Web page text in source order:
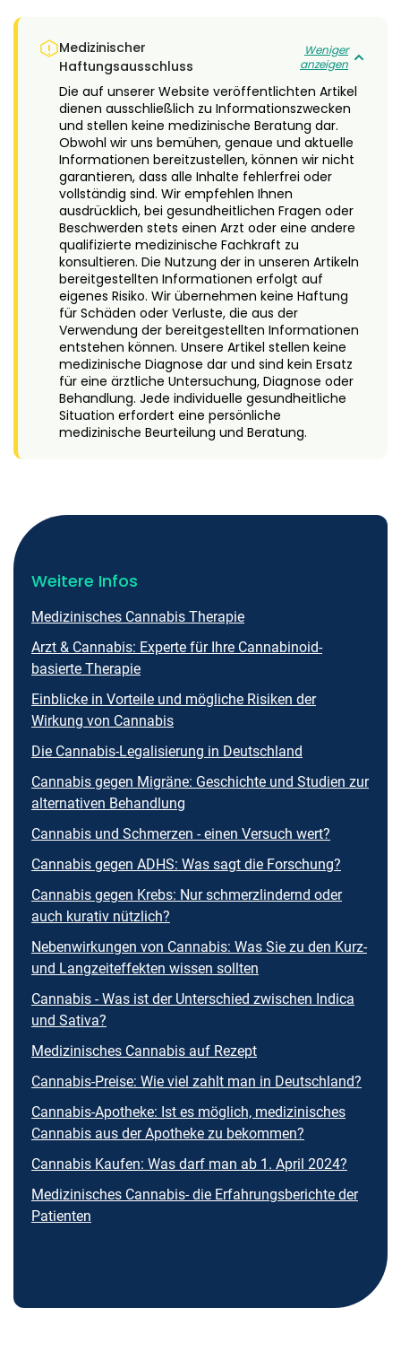
Medizinischer
Haftungsausschluss
Weniger
anzeigen
Die auf unserer Website veröffentlichten Artikel
dienen ausschließlich zu Informationszwecken
und stellen keine medizinische Beratung dar.
Obwohl wir uns bemühen, genaue und aktuelle
Informationen bereitzustellen, können wir nicht
garantieren, dass alle Inhalte fehlerfrei oder
vollständig sind. Wir empfehlen Ihnen
ausdrücklich, bei gesundheitlichen Fragen oder
Beschwerden stets einen Arzt oder eine andere
qualifizierte medizinische Fachkraft zu
konsultieren. Die Nutzung der in unseren Artikeln
bereitgestellten Informationen erfolgt auf
eigenes Risiko. Wir übernehmen keine Haftung
für Schäden oder Verluste, die aus der
Verwendung der bereitgestellten Informationen
entstehen können. Unsere Artikel stellen keine
medizinische Diagnose dar und sind kein Ersatz
für eine ärztliche Untersuchung, Diagnose oder
Behandlung. Jede individuelle gesundheitliche
Situation erfordert eine persönliche
medizinische Beurteilung und Beratung.
Weitere Infos
Medizinisches Cannabis Therapie
Arzt & Cannabis: Experte für Ihre Cannabinoid-
basierte Therapie
Einblicke in Vorteile und mögliche Risiken der
Wirkung von Cannabis
Die Cannabis-Legalisierung in Deutschland
Cannabis gegen Migräne: Geschichte und Studien zur
alternativen Behandlung
Cannabis und Schmerzen - einen Versuch wert?
Cannabis gegen ADHS: Was sagt die Forschung?
Cannabis gegen Krebs: Nur schmerzlindernd oder
auch kurativ nützlich?
Nebenwirkungen von Cannabis: Was Sie zu den Kurz-
und Langzeiteffekten wissen sollten
Cannabis - Was ist der Unterschied zwischen Indica
und Sativa?
Medizinisches Cannabis auf Rezept
Cannabis-Preise: Wie viel zahlt man in Deutschland?
Cannabis-Apotheke: Ist es möglich, medizinisches
Cannabis aus der Apotheke zu bekommen?
Cannabis Kaufen: Was darf man ab 1. April 2024?
Medizinisches Cannabis- die Erfahrungsberichte der
Patienten